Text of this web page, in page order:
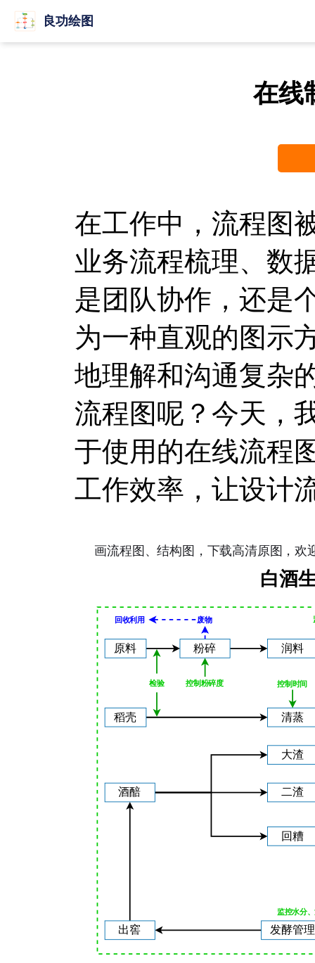
良功绘图
在线
在工作中，流程图
业务流程梳理、数
是团队协作，还是
为一种直观的图示
地理解和沟通复杂
流程图呢？今天，
于使用的在线流程
工作效率，让设计